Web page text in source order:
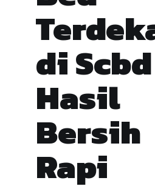
di Scbd
Hasil
Bersih
Rapi